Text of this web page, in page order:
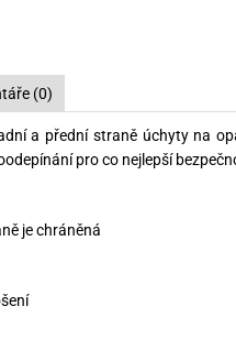
(0)
a přední straně úchyty na
pro co nejlepší
je chráněná